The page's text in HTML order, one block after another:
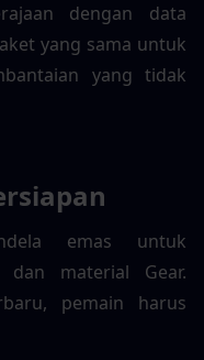
dengan data
yang sama untuk
yang tidak
emas untuk
dan material Gear.
pemain harus